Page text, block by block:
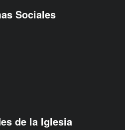
Sociales
de la Iglesia